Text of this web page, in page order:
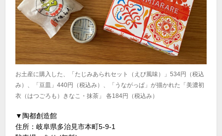
お土産に購入した、「たじみあられセット（えび風味）」534円（税込
み）、「豆皿」440円（税込み）、「うながっぱ」が描かれた「美濃初
衣（はつごろも）きなこ・抹茶」 各184円（税込み）
▼陶都創造館
住所：岐阜県多治見市本町5-9-1